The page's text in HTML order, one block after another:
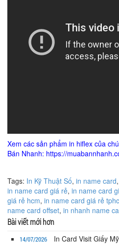
Xem các sản phẩm in hiflex của
Bán Nhanh: https://
Tags: In Kỹ Thuật Số, in name card,
in name card giá rẻ, in name card
giá rẻ hcm, in name card giá rẻ
name card offset, in nhanh name
Bài viết mới hơn
14/07/2026
In Card Visit Giấy